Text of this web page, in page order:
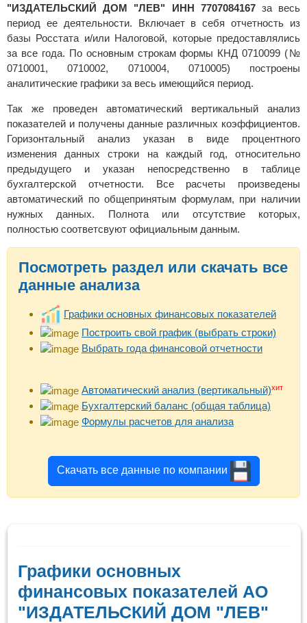
"ИЗДАТЕЛЬСКИЙ ДОМ "ЛЕВ" ИНН 7707084167за весь
период ее деятельности. Включает в себя отчетность из
базы Росстата и/или Налоговой, которые предоставлялись
за все года. По основным строкам формы КНД 0710099 (№
0710001, 0710002, 0710004, 0710005) построены
аналитические графики за весь имеющийся период.
Так же проведен автоматический вертикальный анализ
показателей и получены данные различных коэффициентов.
Горизонтальный анализ указан в виде процентного
изменения данных строки на каждый год, относительно
предыдущего и указан непосредственно в таблице
бухгалтерской отчетности. Все расчеты произведены
автоматический по общепринятым формулам, при наличии
нужных данных. Полнота или отсутствие которых,
полностью соответсвуют официальным данным.
Посмотреть раздел или скачать все
данные анализа
Графики основных финансовых показателей
Построить свой график (выбрать строки)
Выбрать года финансовой отчетности
Автоматический анализ (вертикальный)хит
Бухгалтерский баланс (общая таблица)
Формулы расчетов для анализа
Скачать все данные по компании
Графики основных
финансовых показателей АО
"ИЗДАТЕЛЬСКИЙ ДОМ "ЛЕВ"